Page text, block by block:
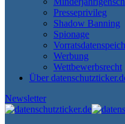
Presseprivileg
Shadow Banning
Spionage
Werbung
Wettbewerbsrecht
Über
Newsletter